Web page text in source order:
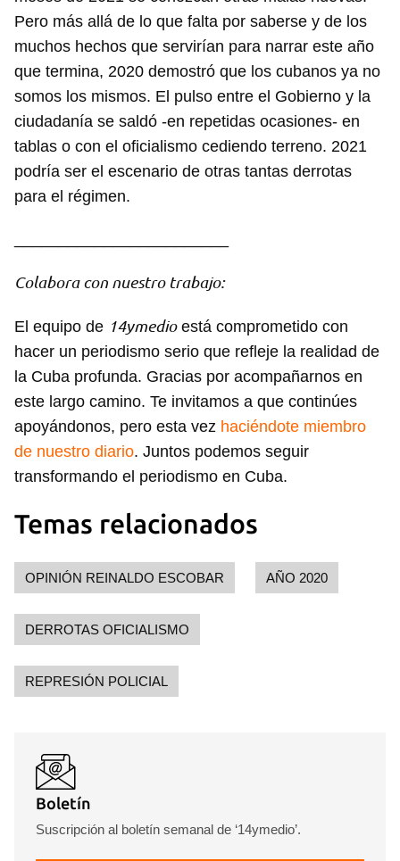
Pero más allá de lo que falta por saberse y de los
muchos hechos que servirían para narrar este año
que termina, 2020 demostró que los cubanos ya no
somos los mismos. El pulso entre el Gobierno y la
ciudadanía se saldó -en repetidas ocasiones- en
tablas o con el oficialismo cediendo terreno. 2021
podría ser el escenario de otras tantas derrotas
para el régimen.
Colabora con nuestro trabajo:
El equipo de 14ymedioestá comprometido con
hacer un periodismo serio que refleje la realidad de
la Cuba profunda. Gracias por acompañarnos en
este largo camino. Te invitamos a que continúes
apoyándonos, pero esta vez haciéndote miembro
de nuestro diario. Juntos podemos seguir
transformando el periodismo en Cuba.
Temas relacionados
OPINIÓN REINALDO ESCOBAR AÑO 2020
DERROTAS OFICIALISMO
REPRESIÓN POLICIAL
Boletín
Suscripción al boletín semanal de ‘14ymedio’.